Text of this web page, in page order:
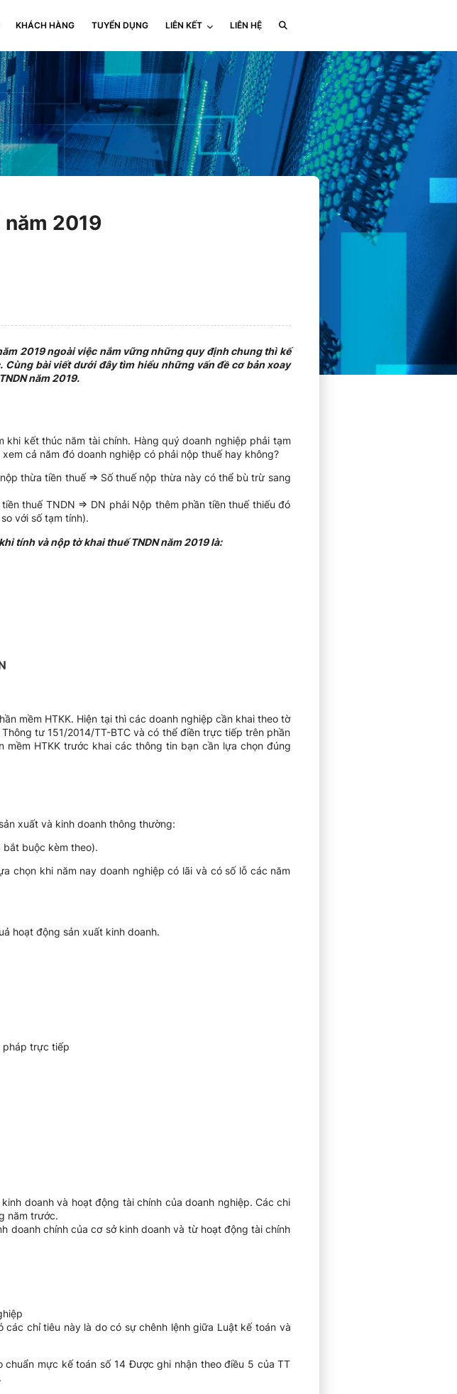
KHÁCH HÀNG TUYỂN DỤNG LIÊN KẾT LIÊN HỆ
2019
2019 ngoài việc nắm vững những quy định chung thì kế
bài viết dưới đây tìm hiểu những vấn đề cơ bản xoay
năm 2019.
kết thúc năm tài chính. Hàng quý doanh nghiệp phải tạm
cả năm đó doanh nghiệp có phải nộp thuế hay không?
thừa tiền thuế => Số thuế nộp thừa này có thể bù trừ sang
thuế TNDN => DN phải Nộp thêm phần tiền thuế thiếu đó
với số tạm tính).
tính và nộp tờ khai thuế TNDN năm 2019 là:
mềm HTKK. Hiện tại thì các doanh nghiệp cần khai theo tờ
tư 151/2014/TT-BTC và có thể điền trực tiếp trên phần
HTKK trước khai các thông tin bạn cần lựa chọn đúng
xuất và kinh doanh thông thường:
bắt buộc kèm theo).
chọn khi năm nay doanh nghiệp có lãi và có số lỗ các năm
hoạt động sản xuất kinh doanh.
pháp trực tiếp
doanh và hoạt động tài chính của doanh nghiệp. Các chi
năm trước.
doanh chính của cơ sở kinh doanh và từ hoạt động tài chính
các chỉ tiêu này là do có sự chênh lệnh giữa Luật kế toán và
mực kế toán số 14 Được ghi nhận theo điều 5 của TT